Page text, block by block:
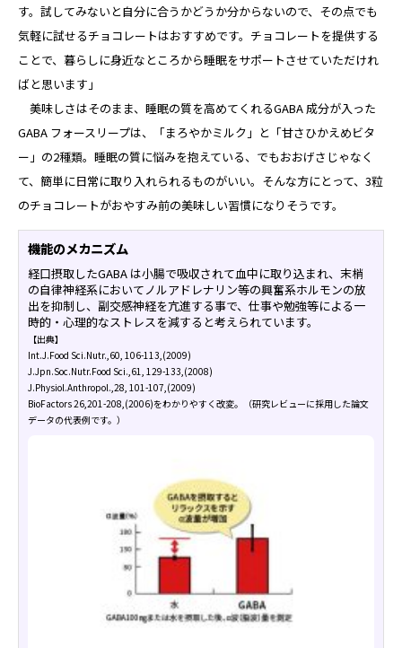
す。試してみないと自分に合うかどうか分からないので、その点でも
気軽に試せるチョコレートはおすすめです。チョコレートを提供する
ことで、暮らしに身近なところから睡眠をサポートさせていただけれ
ばと思います」
美味しさはそのまま、睡眠の質を高めてくれるGABA 成分が入った
GABA フォースリープは、「まろやかミルク」と「甘さひかえめビタ
ー」の2種類。睡眠の質に悩みを抱えている、でもおおげさじゃなく
て、簡単に日常に取り入れられるものがいい。そんな方にとって、3粒
のチョコレートがおやすみ前の美味しい習慣になりそうです。
機能のメカニズム
経口摂取したGABA は小腸で吸収されて血中に取り込まれ、末梢
の自律神経系においてノルアドレナリン等の興奮系ホルモンの放
出を抑制し、副交感神経を亢進する事で、仕事や勉強等による一
時的・心理的なストレスを減すると考えられています。
【出典】
Int.J.Food Sci.Nutr.,60, 106-113,(2009)
J.Jpn.Soc.Nutr.Food Sci.,61, 129-133,(2008)
J.Physiol.Anthropol.,28, 101-107,(2009)
BioFactors 26,201-208,(2006)をわかりやす く改変。（研究レビューに採用した論文
データの代表例です。）